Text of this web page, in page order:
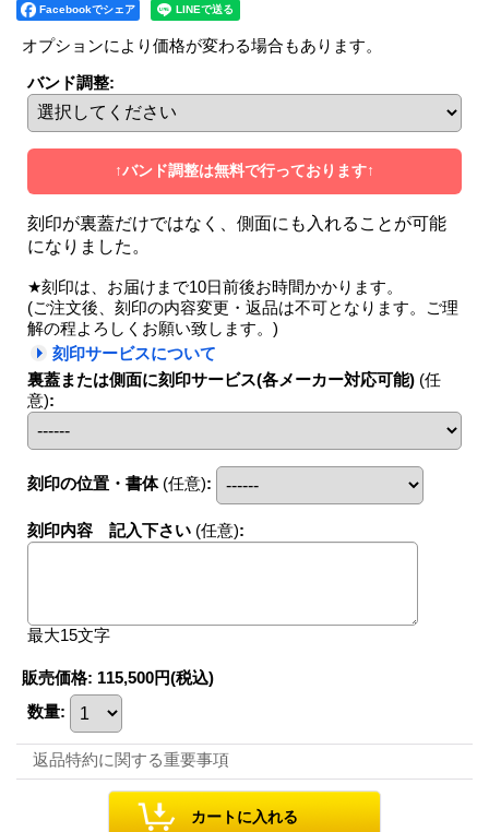
Facebookでシェア
オプションにより価格が変わる場合もあります。
バンド調整:
↑バンド調整は無料で行っております↑
刻印が裏蓋だけではなく、側面にも入れることが可能
になりました。
★刻印は、お届けまで10日前後お時間かかります。
(ご注文後、刻印の内容変更・返品は不可となります。ご理
解の程よろしくお願い致します。)
刻印サービスについて
裏蓋または側面に刻印サービス(各メーカー対応可能) (任
意):
刻印の位置・書体 (任意):
刻印内容 記入下さい (任意):
最大15文字
販売価格: 115,500円(税込)
数量:
返品特約に関する重要事項